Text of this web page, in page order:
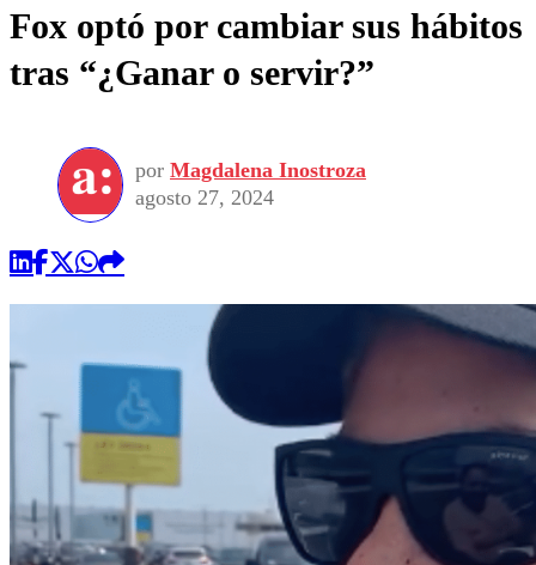
Fox optó por cambiar sus hábitos
tras “¿Ganar o servir?”
por Magdalena Inostroza
agosto 27, 2024